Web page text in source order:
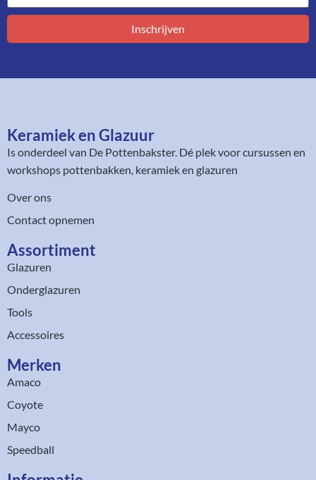
Inschrijven
Keramiek en Glazuur​
Is onderdeel van De Pottenbakster. Dé plek voor cursussen en
workshops pottenbakken, keramiek en glazuren
Over ons
Contact opnemen
Assortiment​
Glazuren
Onderglazuren
Tools
Accessoires
Merken
Amaco
Coyote
Mayco
Speedball